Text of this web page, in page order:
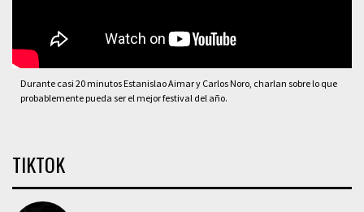
Durante casi 20 minutos Estanislao Aimar y Carlos Noro, charlan sobre lo que
probablemente pueda ser el mejor festival del año.
TIKTOK